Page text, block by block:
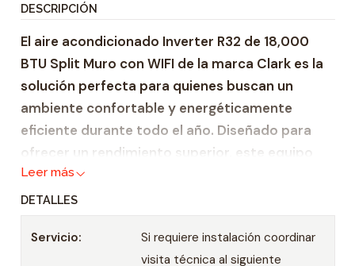
i
d
a
d
DESCRIPCIÓN
El aire acondicionado Inverter R32 de 18,000
BTU Split Muro con WIFI de la marca Clark es la
solución perfecta para quienes buscan un
ambiente confortable y energéticamente
eficiente durante todo el año. Diseñado para
ofrecer un rendimiento superior, este equipo
utiliza la tecnología Inverter y el refrigerante
R32, lo que garantiza un funcionamiento
eficiente y respetuoso con el medio ambiente.
Características Principales:
Leer más
DETALLES
Servicio:
Si requiere instalación coordinar
visita técnica al siguiente